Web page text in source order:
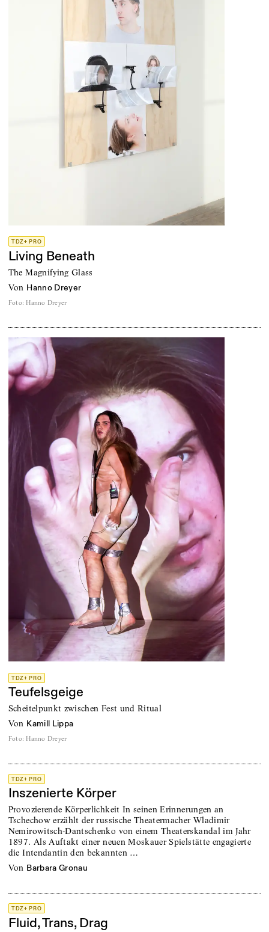
TDZ+ PRO
Living Beneath
The Magnifying Glass
von Hanno Dreyer
Foto: Hanno Dreyer
TDZ+ PRO
Teufelsgeige
Scheitelpunkt zwischen Fest und Ritual
von Kamill Lippa
Foto: Hanno Dreyer
TDZ+ PRO
Inszenierte Körper
Provozierende Körperlichkeit In seinen Erinnerungen an
Tschechow erzählt der russische Theatermacher Wladimir
Nemirowitsch-Dantschenko von einem Theaterskandal im Jahr
1897. Als Auftakt einer neuen Moskauer Spielstätte engagierte
die Intendantin den bekannten …
von Barbara Gronau
TDZ+ PRO
Fluid, Trans, Drag